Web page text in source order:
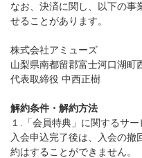
なお、決済に関し、以下の事
せることがあります。
株式会社アミューズ
山梨県南都留郡富士河口湖町
代表取締役 中西正樹
解約条件・解約方法
１.「会員特典」に関するサ
入会申込完了後は、入会の
約はすることができません。